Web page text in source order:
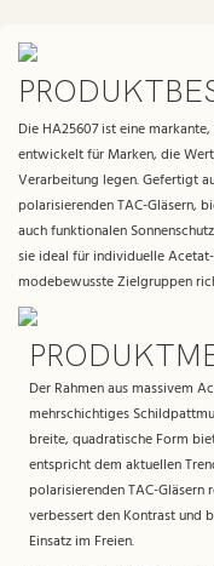
Die HA25607 ist eine
entwickelt für Marken, die
Verarbeitung legen. Gefertigt
polarisierenden TAC-Gläsern,
auch funktionalen
sie ideal für individuelle
modebewusste Zielgruppen
Der Rahmen aus massivem
mehrschichtiges
breite, quadratische Form
entspricht dem aktuellen
polarisierenden TAC-
verbessert den Kontrast und
Einsatz im Freien.